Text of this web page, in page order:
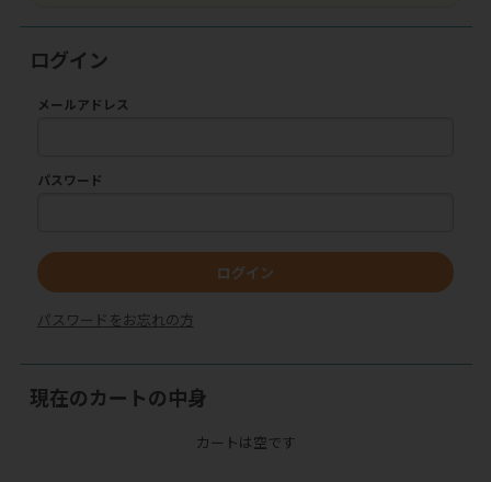
ログイン
メールアドレス
パスワード
ログイン
パスワードをお忘れの方
現在のカートの中身
カートは空です